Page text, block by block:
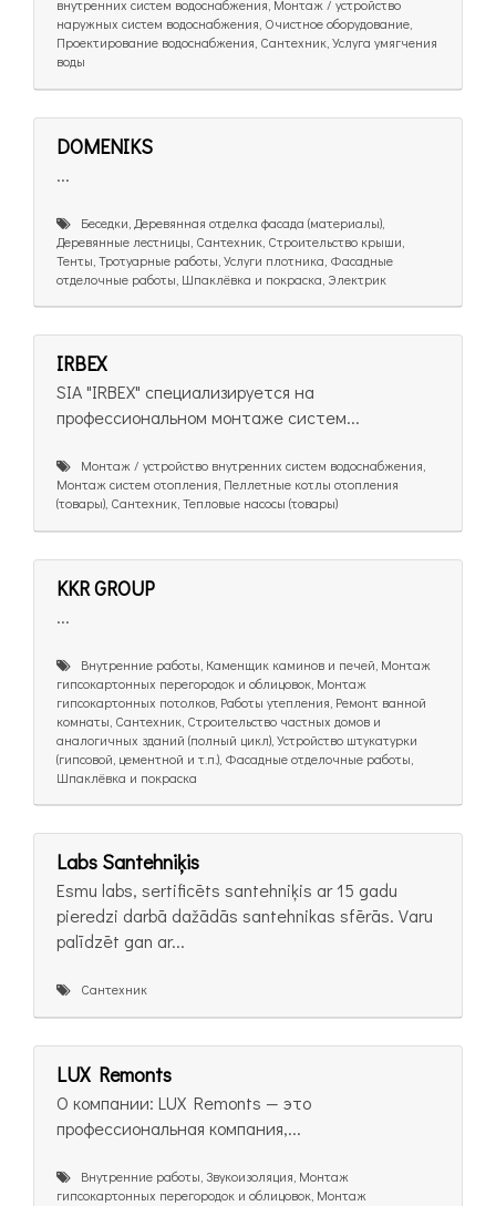
внутренних систем водоснабжения, Монтаж / устройство
наружных систем водоснабжения, Очистное оборудование,
Проектирование водоснабжения, Сантехник, Услуга умягчения
воды
DOMENIKS
...
Беседки, Деревянная отделка фасада (материалы),
Деревянные лестницы, Сантехник, Строительство крыши,
Тенты, Тротуарные работы, Услуги плотника, Фасадные
отделочные работы, Шпаклёвка и покраска, Электрик
IRBEX
SIA "IRBEX" специализируется на
профессиональном монтаже систем...
Монтаж / устройство внутренних систем водоснабжения,
Монтаж систем отопления, Пеллетные котлы отопления
(товары), Сантехник, Тепловые насосы (товары)
KKR GROUP
...
Внутренние работы, Каменщик каминов и печей, Монтаж
гипсокартонных перегородок и облицовок, Монтаж
гипсокартонных потолков, Работы утепления, Ремонт ванной
комнаты, Сантехник, Строительство частных домов и
аналогичных зданий (полный цикл), Устройство штукатурки
(гипсовой, цементной и т.п.), Фасадные отделочные работы,
Шпаклёвка и покраска
Labs Santehniķis
Esmu labs, sertificēts santehniķis ar 15 gadu
pieredzi darbā dažādās santehnikas sfērās. Varu
palīdzēt gan ar...
Сантехник
LUX Remonts
О компании: LUX Remonts — это
профессиональная компания,...
Внутренние работы, Звукоизоляция, Монтаж
гипсокартонных перегородок и облицовок, Монтаж